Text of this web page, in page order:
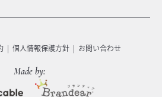
個人情報保護方針 お問い合わせ
Made by: